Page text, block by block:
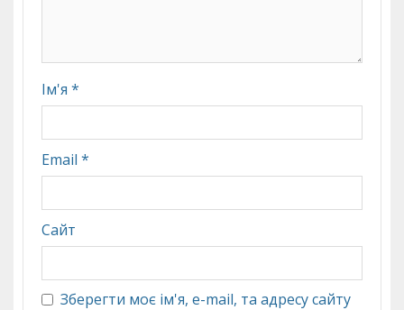
Ім'я *
Email *
Сайт
Зберегти моє ім'я, e-mail, та адресу сайту